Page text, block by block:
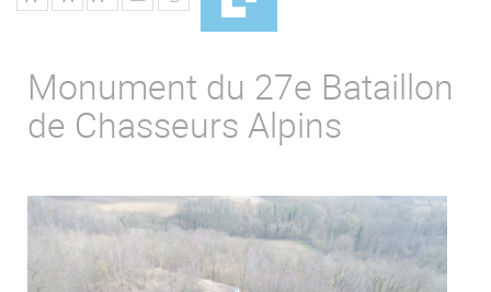
Monument du 27e Bataillon
de Chasseurs Alpins